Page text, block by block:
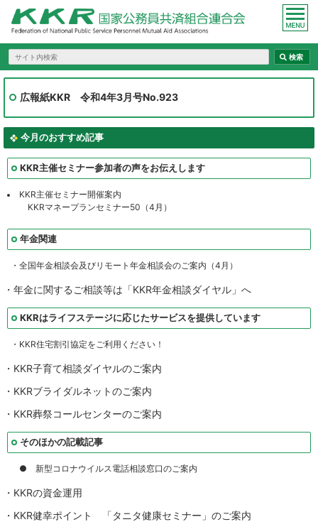
広報紙KKR 令和4年3月号No.923
今月のおすすめ記事
KKR主催セミナー参加者の声をお伝えします
KKR主催セミナー開催案内
KKRマネープランセミナー50（4月）
年金関連
・全国年金相談会及びリモート年金相談会のご案内（4月）
・年金に関するご相談等は「KKR年金相談ダイヤル」へ
KKRはライフステージに応じたサービスを提供しています
・KKR住宅割引協定をご利用ください！
・KKR子育て相談ダイヤルのご案内
・KKRブライダルネットのご案内
・KKR葬祭コールセンターのご案内
そのほかの記載記事
● 新型コロナウイルス電話相談窓口のご案内
・KKRの資金運用
・KKR健幸ポイント 「タニタ健康セミナー」のご案内